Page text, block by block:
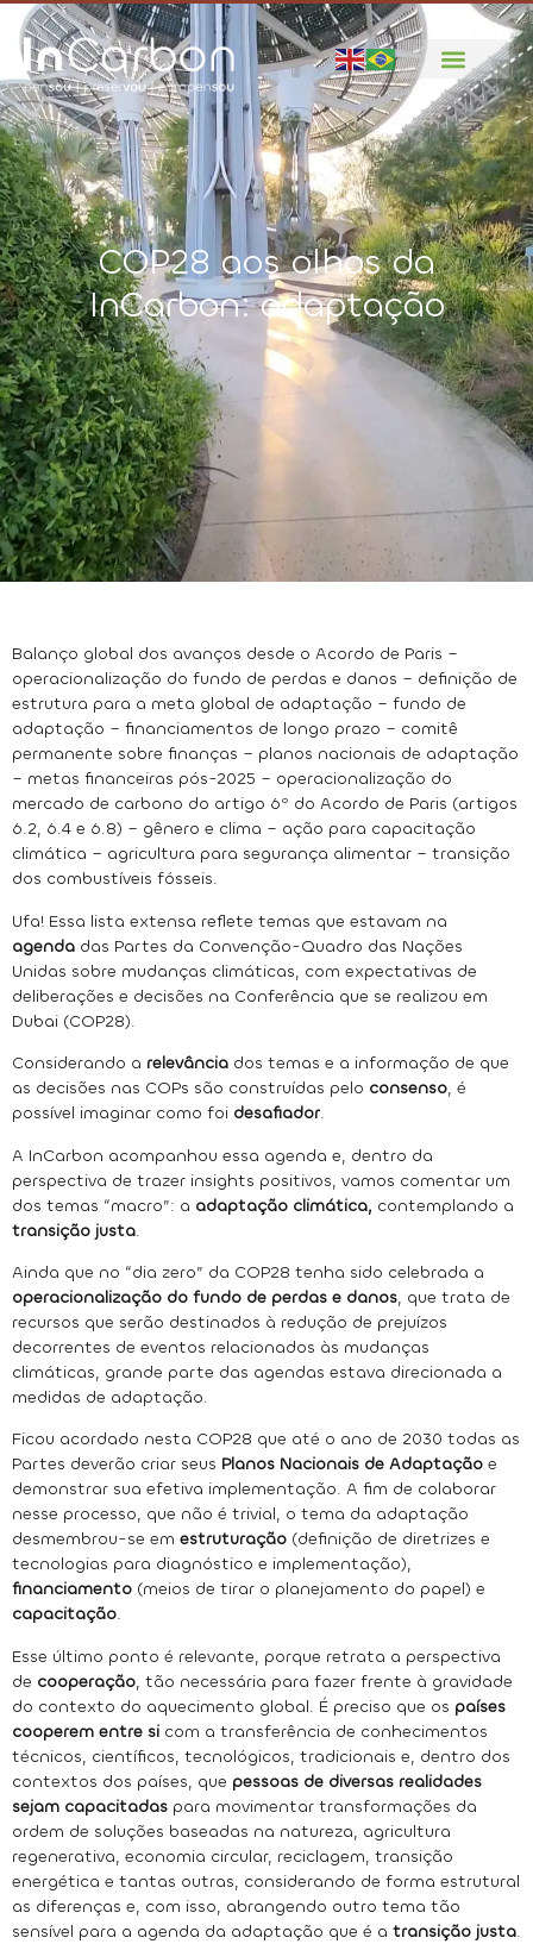
COP28 aos olhos da
InCarbon: adaptação
Balanço global dos avanços desde o Acordo de Paris –
operacionalização do fundo de perdas e danos – definição de
estrutura para a meta global de adaptação – fundo de
adaptação – financiamentos de longo prazo – comitê
permanente sobre finanças – planos nacionais de adaptação
– metas financeiras pós-2025 – operacionalização do
mercado de carbono do artigo 6º do Acordo de Paris (artigos
6.2, 6.4 e 6.8) – gênero e clima – ação para capacitação
climática – agricultura para segurança alimentar – transição
dos combustíveis fósseis.
Ufa! Essa lista extensa reflete temas que estavam na
agenda das Partes da Convenção-Quadro das Nações
Unidas sobre mudanças climáticas, com expectativas de
deliberações e decisões na Conferência que se realizou em
Dubai (COP28).
Considerando a relevância dos temas e a informação de que
as decisões nas COPs são construídas pelo consenso, é
possível imaginar como foi desafiador.
A InCarbon acompanhou essa agenda e, dentro da
perspectiva de trazer insights positivos, vamos comentar um
dos temas “macro”: a adaptação climática, contemplando a
transição justa.
Ainda que no “dia zero” da COP28 tenha sido celebrada a
operacionalização do fundo de perdas e danos, que trata de
recursos que serão destinados à redução de prejuízos
decorrentes de eventos relacionados às mudanças
climáticas, grande parte das agendas estava direcionada a
medidas de adaptação.
Ficou acordado nesta COP28 que até o ano de 2030 todas as
Partes deverão criar seus Planos Nacionais de Adaptação e
demonstrar sua efetiva implementação. A fim de colaborar
nesse processo, que não é trivial, o tema da adaptação
desmembrou-se em estruturação (definição de diretrizes e
tecnologias para diagnóstico e implementação),
financiamento (meios de tirar o planejamento do papel) e
capacitação.
Esse último ponto é relevante, porque retrata a perspectiva
de cooperação, tão necessária para fazer frente à gravidade
do contexto do aquecimento global. É preciso que os países
cooperem entre si com a transferência de conhecimentos
técnicos, científicos, tecnológicos, tradicionais e, dentro dos
contextos dos países, que pessoas de diversas realidades
sejam capacitadas para movimentar transformações da
ordem de soluções baseadas na natureza, agricultura
regenerativa, economia circular, reciclagem, transição
energética e tantas outras, considerando de forma estrutural
as diferenças e, com isso, abrangendo outro tema tão
sensível para a agenda da adaptação que é a transição justa.